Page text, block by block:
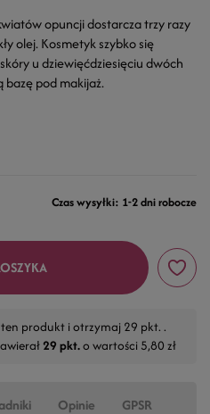
opuncji dostarcza trzy razy
olej. Kosmetyk szybko się
u dziewięćdziesięciu dwóch
pod makijaż.
Czas wysyłki: 1-2 dni robocze
produkt i otrzymaj 29 pkt. .
29 pkt.o wartości 5,80 zł
Opinie GPSR